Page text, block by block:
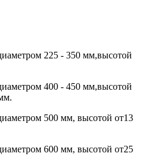
225 - 350 мм,высотой
400 - 450 мм,высотой
500 мм, высотой от13
600 мм, высотой от25